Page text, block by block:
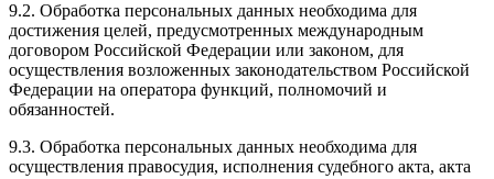
9.2. Обработка персональных данных необходима для
достижения целей, предусмотренных международным
договором Российской Федерации или законом, для
осуществления возложенных законодательством Российской
Федерации на оператора функций, полномочий и
обязанностей.
9.3. Обработка персональных данных необходима для
осуществления правосудия, исполнения судебного акта, акта